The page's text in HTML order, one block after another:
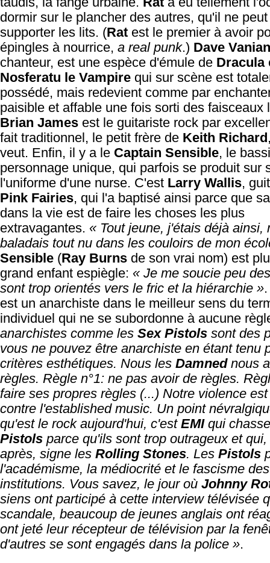
dormir sur le plancher des autres, qu'il ne
supporter les lits. (Rat est le premier à avoir
épingles à nourrice, a real punk.) Dave Vanian
chanteur, est une espèce d'émule de Dracula
Nosferatu le Vampire qui sur scène est
possédé, mais redevient comme par
paisible et affable une fois sorti des faisceaux
Brian James est le guitariste rock par
fait traditionnel, le petit frère de Keith Richard
veut. Enfin, il y a le Captain Sensible, le
personnage unique, qui parfois se produit sur
l'uniforme d'une nurse. C'est Larry Wallis,
Pink Fairies, qui l'a baptisé ainsi parce que
dans la vie est de faire les choses les plus
extravagantes. « Tout jeune, j'étais déjà ainsi,
baladais tout nu dans les couloirs de mon
Sensible (Ray Burns de son vrai nom) est
grand enfant espiègle: « Je me soucie peu
sont trop orientés vers le fric et la hiérarchie »
est un anarchiste dans le meilleur sens du
individuel qui ne se subordonne à aucune
anarchistes comme les Sex Pistols sont des
vous ne pouvez être anarchiste en étant tenu
critères esthétiques. Nous les Damnednous
règles. Règle n°1: ne pas avoir de règles.
faire ses propres règles (...) Notre violence
contre l'established music. Un point
qu'est le rock aujourd'hui, c'est EMIqui
Pistols parce qu'ils sont trop outrageux et
après, signe les Rolling Stones. Les Pistols
l'académisme, la médiocrité et le fascisme des
institutions. Vous savez, le jour où Johnny
siens ont participé à cette interview télévisée
scandale, beaucoup de jeunes anglais ont
ont jeté leur récepteur de télévision par la
d'autres se sont engagés dans la police ».